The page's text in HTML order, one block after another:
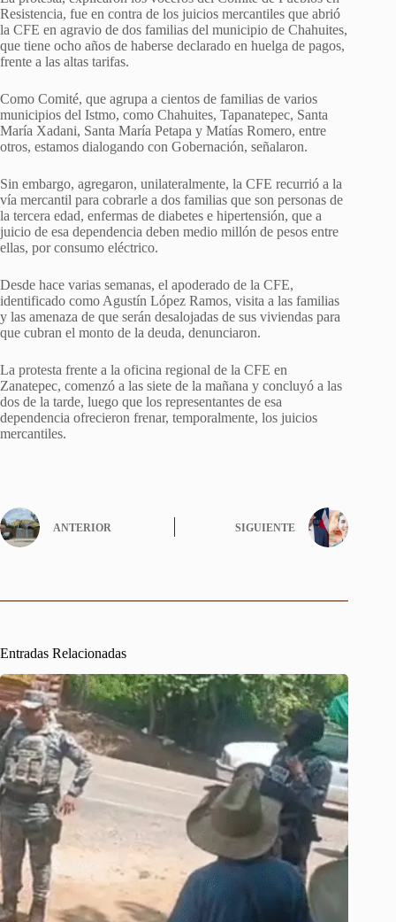
Resistencia, fue en contra de los juicios mercantiles que abrió
la CFE en agravio de dos familias del municipio de Chahuites,
que tiene ocho años de haberse declarado en huelga de pagos,
frente a las altas tarifas.
Como Comité, que agrupa a cientos de familias de varios
municipios del Istmo, como Chahuites, Tapanatepec, Santa
María Xadani, Santa María Petapa y Matías Romero, entre
otros, estamos dialogando con Gobernación, señalaron.
Sin embargo, agregaron, unilateralmente, la CFE recurrió a la
vía mercantil para cobrarle a dos familias que son personas de
la tercera edad, enfermas de diabetes e hipertensión, que a
juicio de esa dependencia deben medio millón de pesos entre
ellas, por consumo eléctrico.
Desde hace varias semanas, el apoderado de la CFE,
identificado como Agustín López Ramos, visita a las familias
y las amenaza de que serán desalojadas de sus viviendas para
que cubran el monto de la deuda, denunciaron.
La protesta frente a la oficina regional de la CFE en
Zanatepec, comenzó a las siete de la mañana y concluyó a las
dos de la tarde, luego que los representantes de esa
dependencia ofrecieron frenar, temporalmente, los juicios
mercantiles.
ANTERIOR SIGUIENTE
Entradas Relacionadas